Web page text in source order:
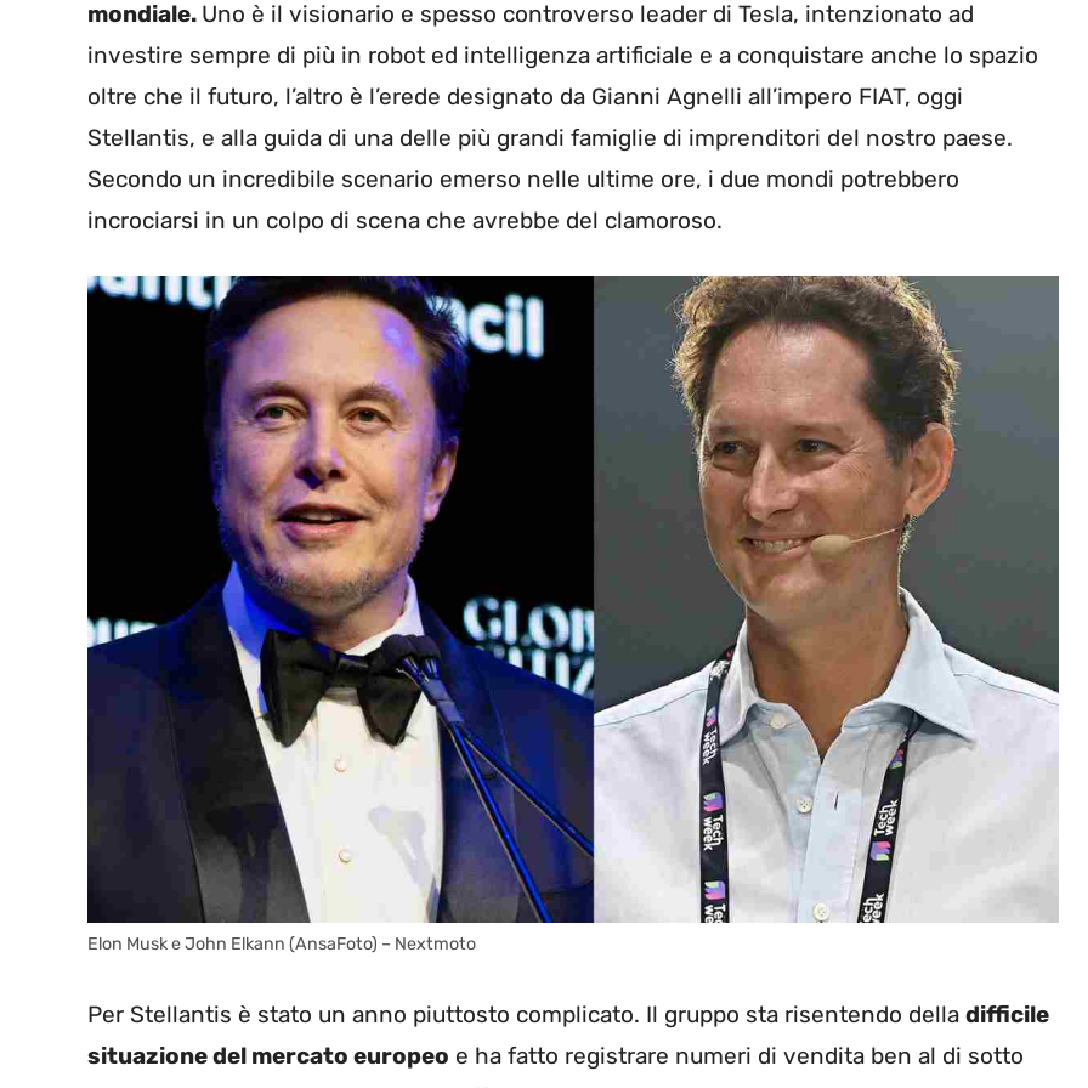
mondiale. Uno è il visionario e spesso controverso leader di Tesla, intenzionato ad
investire sempre di più in robot ed intelligenza artificiale e a conquistare anche lo spazio
oltre che il futuro, l’altro è l’erede designato da Gianni Agnelli all’impero FIAT, oggi
Stellantis, e alla guida di una delle più grandi famiglie di imprenditori del nostro paese.
Secondo un incredibile scenario emerso nelle ultime ore, i due mondi potrebbero
incrociarsi in un colpo di scena che avrebbe del clamoroso.
Elon Musk e John Elkann (AnsaFoto) – Nextmoto
Per Stellantis è stato un anno piuttosto complicato. Il gruppo sta risentendo della difficile
situazione del mercato europeo e ha fatto registrare numeri di vendita ben al di sotto